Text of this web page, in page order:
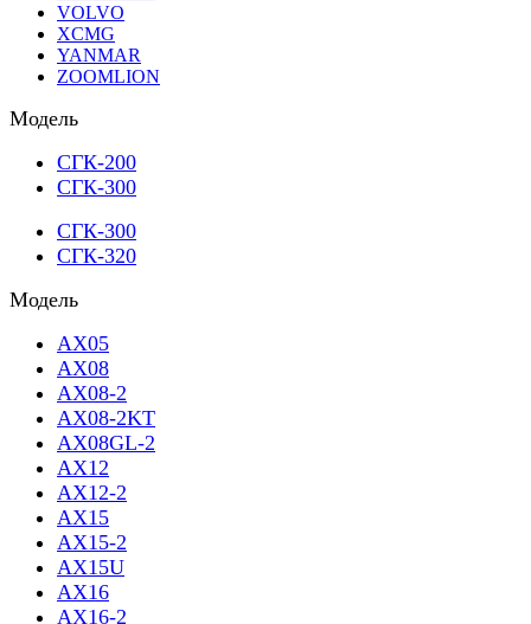
VOLVO
XCMG
YANMAR
ZOOMLION
Модель
СГК-200
СГК-300
СГК-300
СГК-320
Модель
AX05
AX08
AX08-2
AX08-2KT
AX08GL-2
AX12
AX12-2
AX15
AX15-2
AX15U
AX16
AX16-2